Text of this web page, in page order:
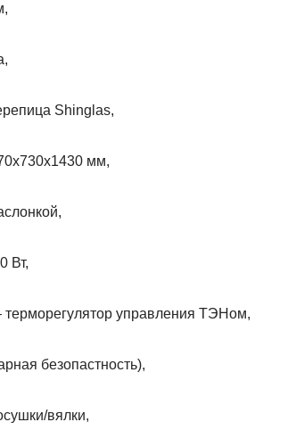
Shinglas,
мм,
Вт,
управления ТЭНом,
безопастность),
вялки,